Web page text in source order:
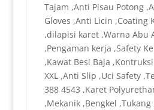
Tajam ,Anti Pisau Potong
Gloves ,Anti Licin ,Coating
,dilapisi karet ,Warna Abu
,Pengaman kerja ,Safety
,Kawat Besi Baja ,Kontruksi
XXL ,Anti Slip ,Uci Safety
388 4543 ,Karet
,Mekanik ,Bengkel